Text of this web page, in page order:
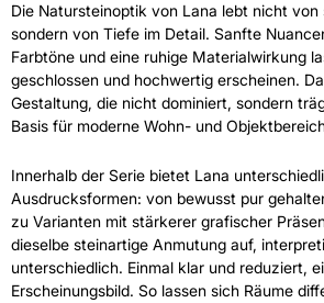
Die Natursteinoptik von Lana lebt nicht von
sondern von Tiefe im Detail. Sanfte
Farbtöne und eine ruhige Materialwirkung
geschlossen und hochwertig erscheinen.
Gestaltung, die nicht dominiert, sondern
Basis für moderne Wohn- und
Innerhalb der Serie bietet Lana
Ausdrucksformen: von bewusst pur
zu Varianten mit stärkerer grafischer
dieselbe steinartige Anmutung auf,
unterschiedlich. Einmal klar und reduziert,
Erscheinungsbild. So lassen sich Räume